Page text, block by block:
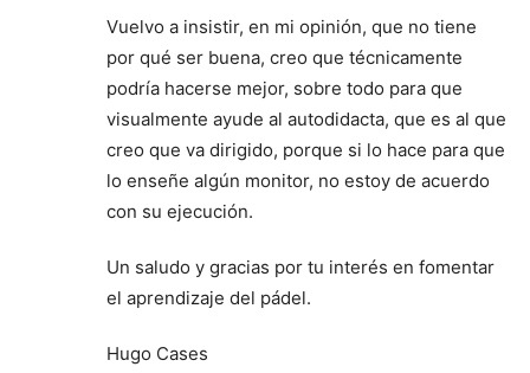
Vuelvo a insistir, en mi opinión, que no tiene
por qué ser buena, creo que técnicamente
podría hacerse mejor, sobre todo para que
visualmente ayude al autodidacta, que es al que
creo que va dirigido, porque si lo hace para que
lo enseñe algún monitor, no estoy de acuerdo
con su ejecución.
Un saludo y gracias por tu interés en fomentar
el aprendizaje del pádel.
Hugo Cases